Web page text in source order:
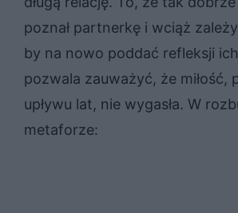
poznał partnerkę i wciąż
by na nowo poddać refleksji
pozwala zauważyć, że miłość,
upływu lat, nie wygasła. W
metaforze: